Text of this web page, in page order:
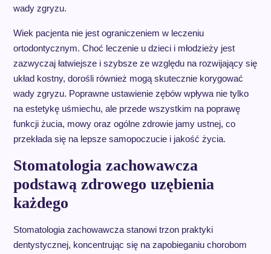
wady zgryzu.
Wiek pacjenta nie jest ograniczeniem w leczeniu
ortodontycznym. Choć leczenie u dzieci i młodzieży jest
zazwyczaj łatwiejsze i szybsze ze względu na rozwijający się
układ kostny, dorośli również mogą skutecznie korygować
wady zgryzu. Poprawne ustawienie zębów wpływa nie tylko
na estetykę uśmiechu, ale przede wszystkim na poprawę
funkcji żucia, mowy oraz ogólne zdrowie jamy ustnej, co
przekłada się na lepsze samopoczucie i jakość życia.
Stomatologia zachowawcza
podstawą zdrowego uzębienia
każdego
Stomatologia zachowawcza stanowi trzon praktyki
dentystycznej, koncentrując się na zapobieganiu chorobom